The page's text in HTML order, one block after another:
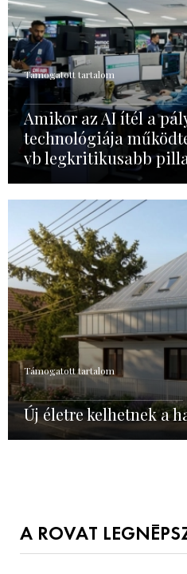
Támogatott tartalom
Amikor az AI ítél a
technológiája
vb legkritikusabb
Támogatott tartalom
Új életre kelhetnek a
A ROVAT